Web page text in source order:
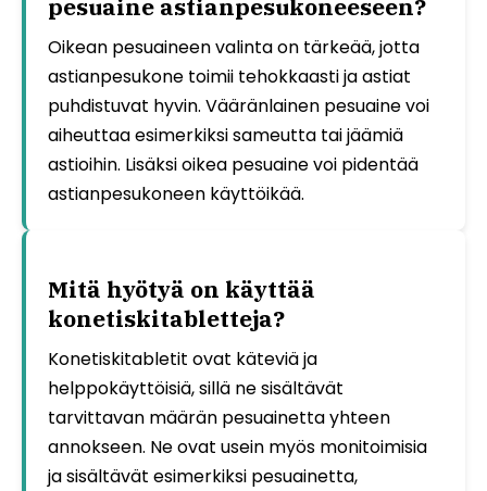
pesuaine astianpesukoneeseen?
Oikean pesuaineen valinta on tärkeää, jotta
astianpesukone toimii tehokkaasti ja astiat
puhdistuvat hyvin. Vääränlainen pesuaine voi
aiheuttaa esimerkiksi sameutta tai jäämiä
astioihin. Lisäksi oikea pesuaine voi pidentää
astianpesukoneen käyttöikää.
Mitä hyötyä on käyttää
konetiskitabletteja?
Konetiskitabletit ovat käteviä ja
helppokäyttöisiä, sillä ne sisältävät
tarvittavan määrän pesuainetta yhteen
annokseen. Ne ovat usein myös monitoimisia
ja sisältävät esimerkiksi pesuainetta,